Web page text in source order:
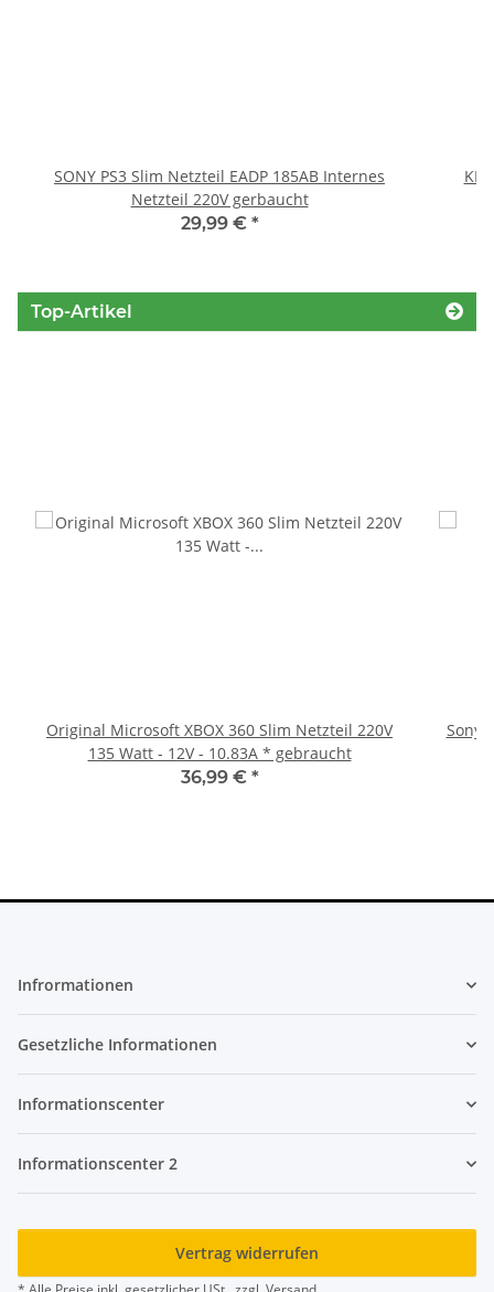
SONY PS3 Slim Netzteil EADP 185AB Internes
Netzteil 220V gerbaucht
29,99 € *
Top-Artikel
Original Microsoft XBOX 360 Slim Netzteil 220V
135 Watt - 12V - 10.83A * gebraucht
36,99 € *
Sony
Infrormationen
Gesetzliche Informationen
Informationscenter
Informationscenter 2
Vertrag widerrufen